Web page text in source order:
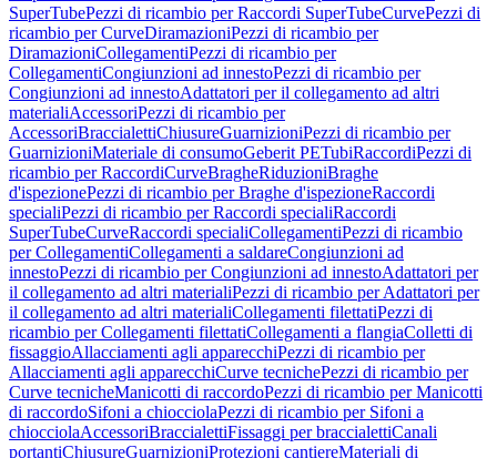
SuperTubePezzi di ricambio per Raccordi SuperTubeCurvePezzi di
ricambio per CurveDiramazioniPezzi di ricambio per
DiramazioniCollegamentiPezzi di ricambio per
CollegamentiCongiunzioni ad innestoPezzi di ricambio per
Congiunzioni ad innestoAdattatori per il collegamento ad altri
materialiAccessoriPezzi di ricambio per
AccessoriBraccialettiChiusureGuarnizioniPezzi di ricambio per
GuarnizioniMateriale di consumoGeberit PETubiRaccordiPezzi di
ricambio per RaccordiCurveBragheRiduzioniBraghe
d'ispezionePezzi di ricambio per Braghe d'ispezioneRaccordi
specialiPezzi di ricambio per Raccordi specialiRaccordi
SuperTubeCurveRaccordi specialiCollegamentiPezzi di ricambio
per CollegamentiCollegamenti a saldareCongiunzioni ad
innestoPezzi di ricambio per Congiunzioni ad innestoAdattatori per
il collegamento ad altri materialiPezzi di ricambio per Adattatori per
il collegamento ad altri materialiCollegamenti filettatiPezzi di
ricambio per Collegamenti filettatiCollegamenti a flangiaColletti di
fissaggioAllacciamenti agli apparecchiPezzi di ricambio per
Allacciamenti agli apparecchiCurve tecnichePezzi di ricambio per
Curve tecnicheManicotti di raccordoPezzi di ricambio per Manicotti
di raccordoSifoni a chiocciolaPezzi di ricambio per Sifoni a
chiocciolaAccessoriBraccialettiFissaggi per braccialettiCanali
portantiChiusureGuarnizioniProtezioni cantiereMateriali di